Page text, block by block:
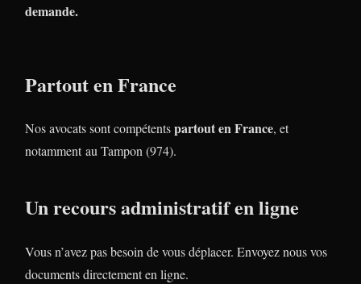
demande.
Partout en France
Nos avocats sont compétentspartout en France, et
notamment au Tampon (974).
Un recours administratif en ligne
Vous n’avez pas besoin de vous déplacer. Envoyez nous vos
documents directement en ligne.